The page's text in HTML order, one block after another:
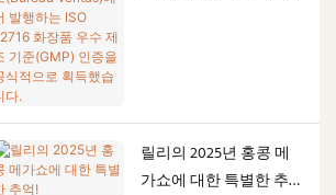
습니다.
릴리의 2025년 홍콩 메
가쇼에 대한 특별한 추